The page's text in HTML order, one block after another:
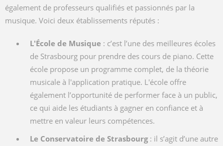
également de professeurs qualifiés et passionnés par la
musique. Voici deux établissements réputés :
L'École de Musique : c’est l’une des meilleures écoles
de Strasbourg pour prendre des cours de piano. Cette
école propose un programme complet, de la théorie
musicale à l'application pratique. L'école offre
également l’opportunité de performer face à un public,
ce qui aide les étudiants à gagner en confiance et à
mettre en valeur leurs compétences.
Le Conservatoire de Strasbourg: il s’agit d’une autre